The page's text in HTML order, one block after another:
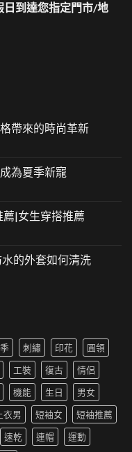
日到達您指定門市/地
帶來的時尚革新
為夏季新寵
|女生穿搭推薦
的外套如何清洗
刺繡 印花
圓領
工裝 復古
情侶
機能 生日
男女
衣男 短袖女
短袖推薦
速乾 連帽
運動